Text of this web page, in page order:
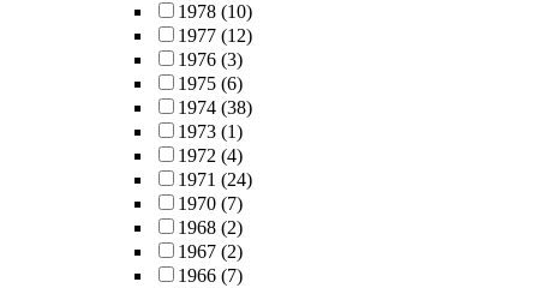
1978 (10)
1977 (12)
1976 (3)
1975 (6)
1974 (38)
1973 (1)
1972 (4)
1971 (24)
1970 (7)
1968 (2)
1967 (2)
1966 (7)